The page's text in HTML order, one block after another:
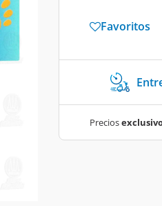
Favoritos
Precios